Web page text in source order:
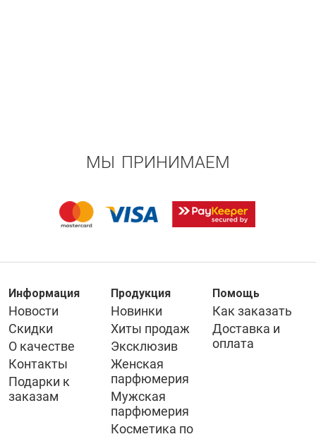
МЫ ПРИНИМАЕМ
Информация
Новости
Скидки
О качестве
Контакты
Подарки к
заказам
Продукция
Новинки
Хиты продаж
Эксклюзив
Женская
парфюмерия
Мужская
парфюмерия
Косметика по
Помощь
Как заказать
Доставка и
оплата